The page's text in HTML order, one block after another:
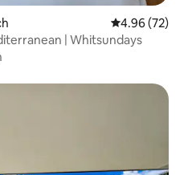
Penarafan
4.96 (72)
| Whitsundays